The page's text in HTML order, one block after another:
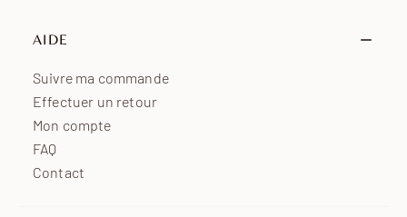
Océanie
AIDE
Suivre ma commande
Effectuer un retour
Mon compte
FAQ
Contact